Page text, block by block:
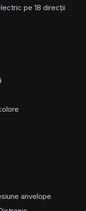
pe 18 direcții
anvelope